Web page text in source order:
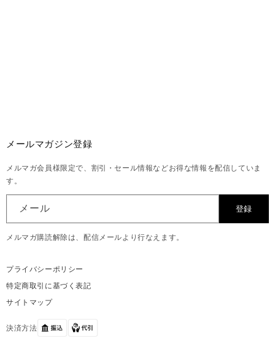
メールマガジン登録
メルマガ会員様限定で、割引・セール情報などお得な情報を配信していま
す。
メール 登録
メルマガ購読解除は、配信メールより行なえます。
プライバシーポリシー
特定商取引に基づく表記
サイトマップ
決済方法